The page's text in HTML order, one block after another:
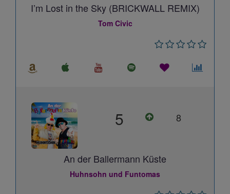
I’m Lost in the Sky (BRICKWALL REMIX)
Tom Civic
5 8
An der Ballermann Küste
Huhnsohn und Funtomas